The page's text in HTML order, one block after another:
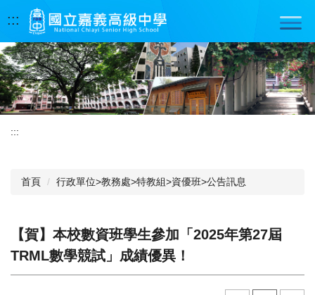
到
要
內
容
區
:::
:::
首頁 行政單位>教務處>特教組>資優班>公告訊息
【賀】本校數資班學生參加「2025年第27屆
TRML數學競試」成績優異！